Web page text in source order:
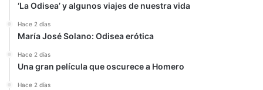
‘La Odisea’ y algunos viajes de nuestra vida
Hace 2 días
María José Solano: Odisea erótica
Hace 2 días
Una gran película que oscurece a Homero
Hace 2 días